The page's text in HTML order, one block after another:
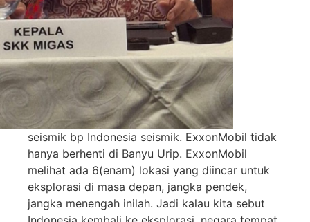
seismik bp Indonesia seismik. ExxonMobil tidak
hanya berhenti di Banyu Urip. ExxonMobil
melihat ada 6(enam) lokasi yang diincar untuk
eksplorasi di masa depan, jangka pendek,
jangka menengah inilah. Jadi kalau kita sebut